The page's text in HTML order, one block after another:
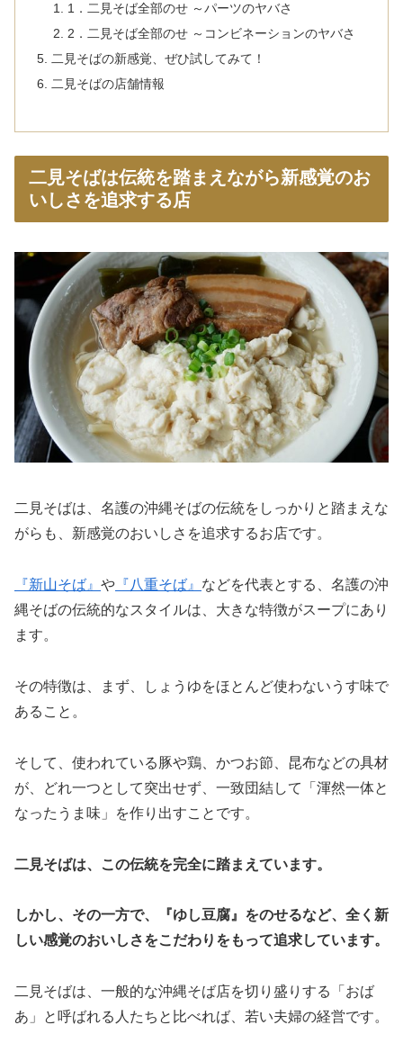
1．二見そば全部のせ ～パーツのヤバさ
2．二見そば全部のせ ～コンビネーションのヤバさ
二見そばの新感覚、ぜひ試してみて！
二見そばの店舗情報
二見そばは伝統を踏まえながら新感覚のお
いしさを追求する店
二見そばは、名護の沖縄そばの伝統をしっかりと踏まえな
がらも、新感覚のおいしさを追求するお店です。
『新山そば』 や 『八重そば』 などを代表とする、名護の沖
縄そばの伝統的なスタイルは、大きな特徴がスープにあり
ます。
その特徴は、まず、しょうゆをほとんど使わないうす味で
あること。
そして、使われている豚や鶏、かつお節、昆布などの具材
が、どれ一つとして突出せず、一致団結して「渾然一体と
なったうま味」を作り出すことです。
二見そばは、この伝統を完全に踏まえています。
しかし、その一方で、『ゆし豆腐』をのせるなど、全く新
しい感覚のおいしさをこだわりをもって追求しています。
二見そばは、一般的な沖縄そば店を切り盛りする「おば
あ」と呼ばれる人たちと比べれば、若い夫婦の経営です。